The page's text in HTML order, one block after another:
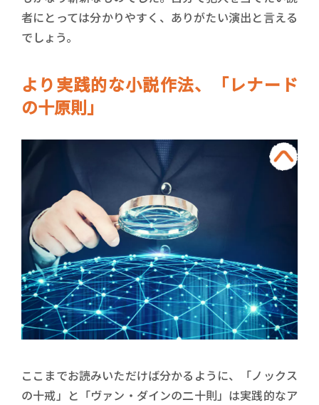
者にとっては分かりやすく、ありがたい演出と言える
でしょう。
より実践的な小説作法、「レナード
の十原則」
ここまでお読みいただけば分かるように、「ノックス
の十戒」と「ヴァン・ダインの二十則」は実践的なア